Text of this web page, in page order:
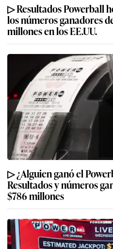
▷ Resultados Powerball
los números ganadores
millones en los EE.UU.
▷ ¿Alguien ganó el
Resultados y números
$786 millones